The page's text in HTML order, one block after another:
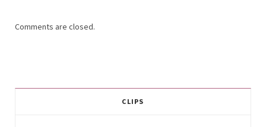
Comments are closed.
CLIPS